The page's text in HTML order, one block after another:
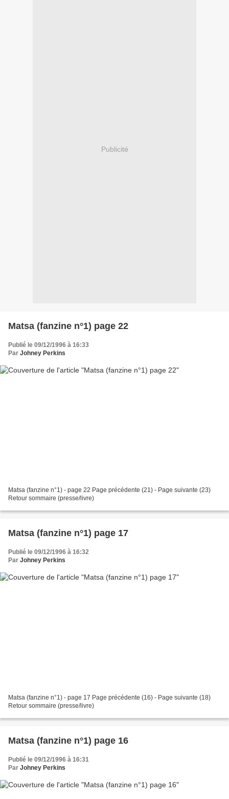
Publicité
Matsa (fanzine n°1) page 22
Publié le 09/12/1996 à 16:33
Par Johney Perkins
Matsa (fanzine n°1) - page 22 Page précédente (21) - Page suivante (23)
Retour sommaire (presse/livre)
Matsa (fanzine n°1) page 17
Publié le 09/12/1996 à 16:32
Par Johney Perkins
Matsa (fanzine n°1) - page 17 Page précédente (16) - Page suivante (18)
Retour sommaire (presse/livre)
Matsa (fanzine n°1) page 16
Publié le 09/12/1996 à 16:31
Par Johney Perkins